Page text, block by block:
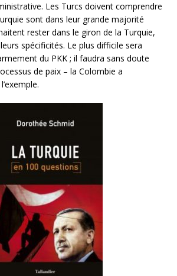
Les Turcs doivent comprendre
sont dans leur grande majorité
rester dans le giron de la Turquie,
spécificités. Le plus difficile sera
du PKK ; il faudra sans doute
de paix – la Colombie a